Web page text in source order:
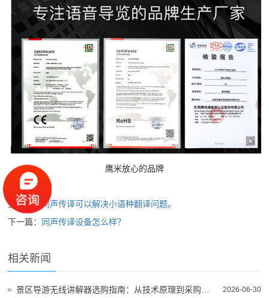
鹰米放心的品牌
上一篇： 同声传译可以解决小语种翻译问题。
下一篇： 同声传译设备怎么样？
相关新闻
2026-06-30
景区导游无线讲解器选购指南：从技术原理到采购决策